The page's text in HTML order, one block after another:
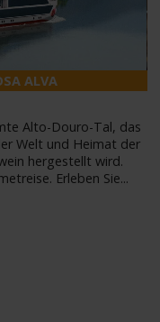
ALVA
Alto-Douro-Tal, das
Welt und Heimat der
hergestellt wird.
Erleben Sie...